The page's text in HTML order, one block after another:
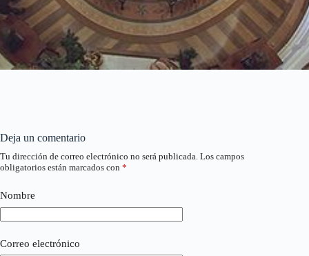
Deja un comentario
Tu dirección de correo electrónico no será publicada. Los campos
obligatorios están marcados con *
Nombre
Correo electrónico